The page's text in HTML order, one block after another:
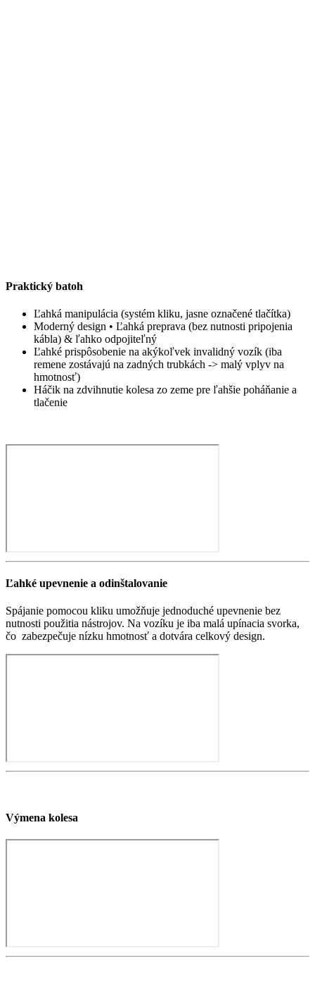
Praktický batoh
Ľahká manipulácia (systém kliku, jasne označené tlačítka)
Moderný design • Ľahká preprava (bez nutnosti pripojenia
kábla) & ľahko odpojiteľný
Ľahké prispôsobenie na akýkoľvek invalidný vozík (iba
remene zostávajú na zadných trubkách -> malý vplyv na
hmotnosť)
Háčik na zdvihnutie kolesa zo zeme pre ľahšie poháňanie a
tlačenie
Ľahké upevnenie a odinštalovanie
Spájanie pomocou kliku umožňuje jednoduché upevnenie bez
nutnosti použitia nástrojov. Na vozíku je iba malá upínacia svorka,
čo zabezpečuje nízku hmotnosť a dotvára celkový design.
Výmena kolesa